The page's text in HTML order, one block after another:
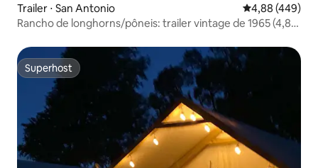
Trailer ⋅ San Antonio 4,88 de uma
4,88 (449)
Rancho de longhorns/pôneis: trailer vintage de 1965 (4,85
Superhost
Superhost